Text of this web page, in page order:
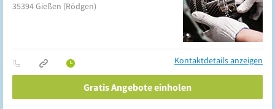
35394Gießen (Rödgen)
Kontaktdetails anzeigen
Gratis Angebote einholen